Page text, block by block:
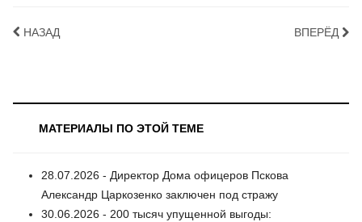
НАЗАД ВПЕРЁД
МАТЕРИАЛЫ ПО ЭТОЙ ТЕМЕ
28.07.2026 - Директор Дома офицеров Пскова
Александр Царкозенко заключен под стражу
30.06.2026 - 200 тысяч упущенной выгоды: